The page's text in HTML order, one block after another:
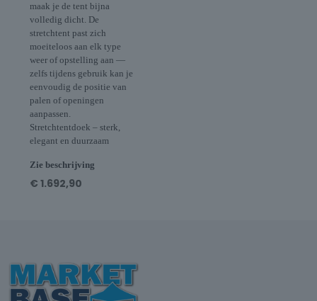
maak je de tent bijna
volledig dicht. De
stretchtent past zich
moeiteloos aan elk type
weer of opstelling aan —
zelfs tijdens gebruik kan je
eenvoudig de positie van
palen of openingen
aanpassen.
Stretchtentdoek – sterk,
elegant en duurzaam
Zie beschrijving
€ 1.692,90